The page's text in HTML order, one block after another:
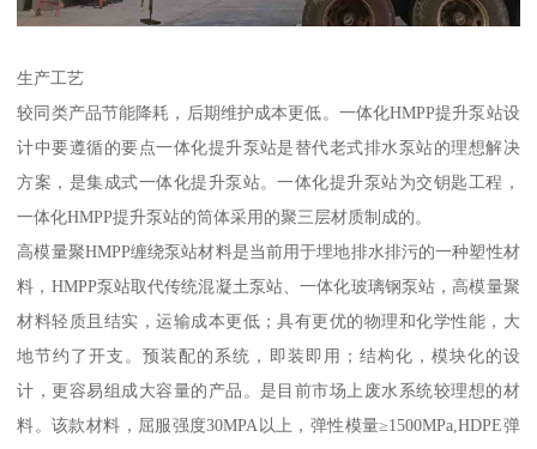
生产工艺
较同类产品节能降耗，后期维护成本更低。一体化HMPP提升泵站设
计中要遵循的要点一体化提升泵站是替代老式排水泵站的理想解决
方案，是集成式一体化提升泵站。一体化提升泵站为交钥匙工程，
一体化HMPP提升泵站的筒体采用的聚三层材质制成的。
高模量聚HMPP缠绕泵站材料是当前用于埋地排水排污的一种塑性材
料，HMPP泵站取代传统混凝土泵站、一体化玻璃钢泵站，高模量聚
材料轻质且结实，运输成本更低；具有更优的物理和化学性能，大
地节约了开支。预装配的系统，即装即用；结构化，模块化的设
计，更容易组成大容量的产品。是目前市场上废水系统较理想的材
料。该款材料，屈服强度30MPA以上，弹性模量≥1500MPa,HDPE弹